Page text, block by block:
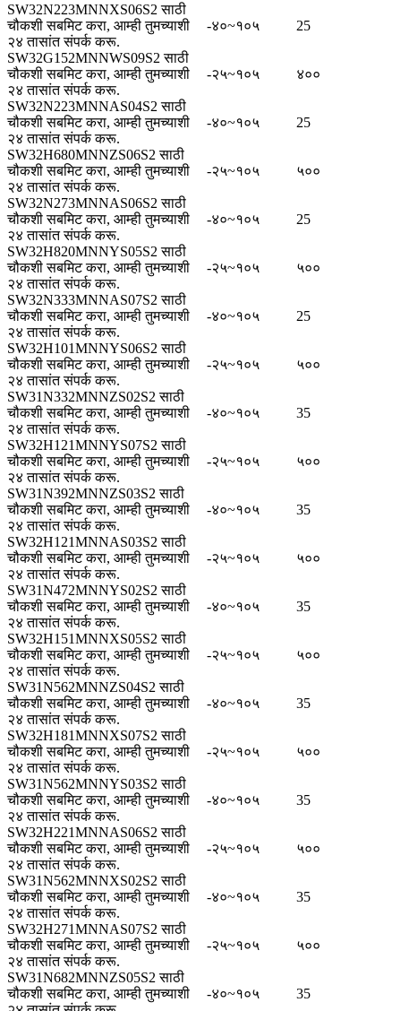
SW32N223MNNXS06S2 साठी
चौकशी सबमिट करा, आम्ही तुमच्याशी
२४ तासांत संपर्क करू.
-४०~१०५ 25
SW32G152MNNWS09S2 साठी
चौकशी सबमिट करा, आम्ही तुमच्याशी
२४ तासांत संपर्क करू.
-२५~१०५ ४००
SW32N223MNNAS04S2 साठी
चौकशी सबमिट करा, आम्ही तुमच्याशी
२४ तासांत संपर्क करू.
-४०~१०५ 25
SW32H680MNNZS06S2 साठी
चौकशी सबमिट करा, आम्ही तुमच्याशी
२४ तासांत संपर्क करू.
-२५~१०५ ५००
SW32N273MNNAS06S2 साठी
चौकशी सबमिट करा, आम्ही तुमच्याशी
२४ तासांत संपर्क करू.
-४०~१०५ 25
SW32H820MNNYS05S2 साठी
चौकशी सबमिट करा, आम्ही तुमच्याशी
२४ तासांत संपर्क करू.
-२५~१०५ ५००
SW32N333MNNAS07S2 साठी
चौकशी सबमिट करा, आम्ही तुमच्याशी
२४ तासांत संपर्क करू.
-४०~१०५ 25
SW32H101MNNYS06S2 साठी
चौकशी सबमिट करा, आम्ही तुमच्याशी
२४ तासांत संपर्क करू.
-२५~१०५ ५००
SW31N332MNNZS02S2 साठी
चौकशी सबमिट करा, आम्ही तुमच्याशी
२४ तासांत संपर्क करू.
-४०~१०५ 35
SW32H121MNNYS07S2 साठी
चौकशी सबमिट करा, आम्ही तुमच्याशी
२४ तासांत संपर्क करू.
-२५~१०५ ५००
SW31N392MNNZS03S2 साठी
चौकशी सबमिट करा, आम्ही तुमच्याशी
२४ तासांत संपर्क करू.
-४०~१०५ 35
SW32H121MNNAS03S2 साठी
चौकशी सबमिट करा, आम्ही तुमच्याशी
२४ तासांत संपर्क करू.
-२५~१०५ ५००
SW31N472MNNYS02S2 साठी
चौकशी सबमिट करा, आम्ही तुमच्याशी
२४ तासांत संपर्क करू.
-४०~१०५ 35
SW32H151MNNXS05S2 साठी
चौकशी सबमिट करा, आम्ही तुमच्याशी
२४ तासांत संपर्क करू.
-२५~१०५ ५००
SW31N562MNNZS04S2 साठी
चौकशी सबमिट करा, आम्ही तुमच्याशी
२४ तासांत संपर्क करू.
-४०~१०५ 35
SW32H181MNNXS07S2 साठी
चौकशी सबमिट करा, आम्ही तुमच्याशी
२४ तासांत संपर्क करू.
-२५~१०५ ५००
SW31N562MNNYS03S2 साठी
चौकशी सबमिट करा, आम्ही तुमच्याशी
२४ तासांत संपर्क करू.
-४०~१०५ 35
SW32H221MNNAS06S2 साठी
चौकशी सबमिट करा, आम्ही तुमच्याशी
२४ तासांत संपर्क करू.
-२५~१०५ ५००
SW31N562MNNXS02S2 साठी
चौकशी सबमिट करा, आम्ही तुमच्याशी
२४ तासांत संपर्क करू.
-४०~१०५ 35
SW32H271MNNAS07S2 साठी
चौकशी सबमिट करा, आम्ही तुमच्याशी
२४ तासांत संपर्क करू.
-२५~१०५ ५००
SW31N682MNNZS05S2 साठी
चौकशी सबमिट करा, आम्ही तुमच्याशी
-४०~१०५ 35